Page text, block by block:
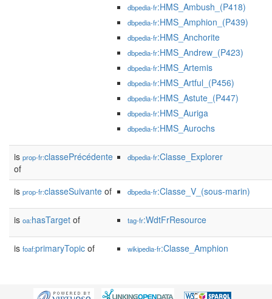
dbpedia-fr:HMS_Ambush_(P418)
dbpedia-fr:HMS_Amphion_(P439)
dbpedia-fr:HMS_Anchorite
dbpedia-fr:HMS_Andrew_(P423)
dbpedia-fr:HMS_Artemis
dbpedia-fr:HMS_Artful_(P456)
dbpedia-fr:HMS_Astute_(P447)
dbpedia-fr:HMS_Auriga
dbpedia-fr:HMS_Aurochs
is prop-fr:classePrécédente
of
dbpedia-fr:Classe_Explorer
is prop-fr:classeSuivante of dbpedia-fr:Classe_V_(sous-marin)
is oa:hasTarget of tag-fr:WdtFrResource
is foaf:primaryTopic of wikipedia-fr:Classe_Amphion